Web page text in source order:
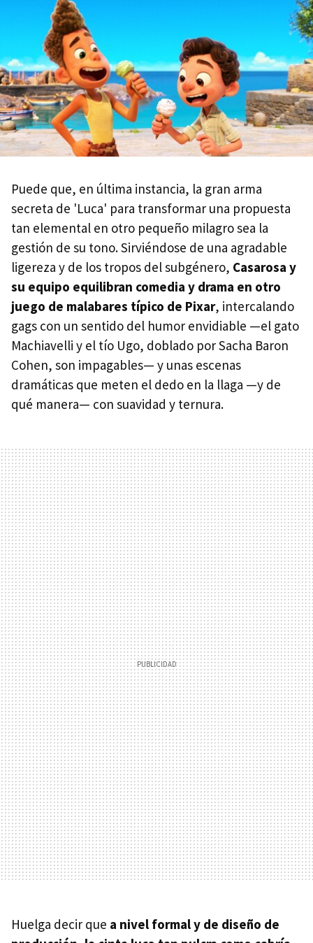
Puede que, en última instancia, la gran arma
secreta de 'Luca' para transformar una propuesta
tan elemental en otro pequeño milagro sea la
gestión de su tono. Sirviéndose de una agradable
ligereza y de los tropos del subgénero, Casarosa y
su equipo equilibran comedia y drama en otro
juego de malabares típico de Pixar, intercalando
gags con un sentido del humor envidiable —el gato
Machiavelli y el tío Ugo, doblado por Sacha Baron
Cohen, son impagables— y unas escenas
dramáticas que meten el dedo en la llaga —y de
qué manera— con suavidad y ternura.
Huelga decir que a nivel formal y de diseño de